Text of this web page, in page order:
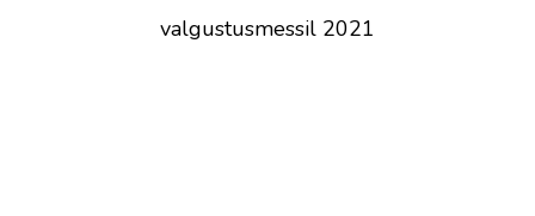
valgustusmessil 2021